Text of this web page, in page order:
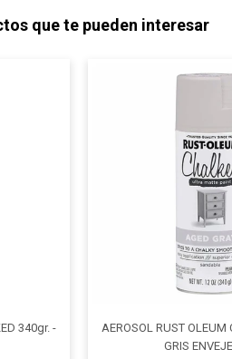
que te pueden interesar
340gr. -
AEROSOL RUST OLEUM
GRIS